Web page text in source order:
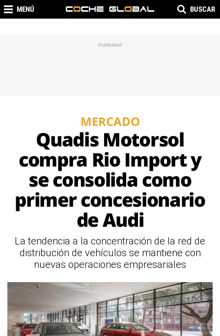
MENÚ BUSCAR
MERCADO
Quadis Motorsol
compra Rio Import y
se consolida como
primer concesionario
de Audi
La tendencia a la concentración de la red de
distribución de vehículos se mantiene con
nuevas operaciones empresariales